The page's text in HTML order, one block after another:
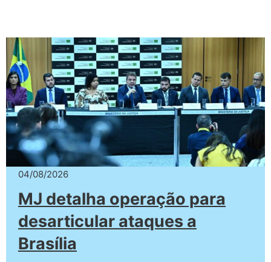
04/08/2026
MJ detalha operação para
desarticular ataques a
Brasília